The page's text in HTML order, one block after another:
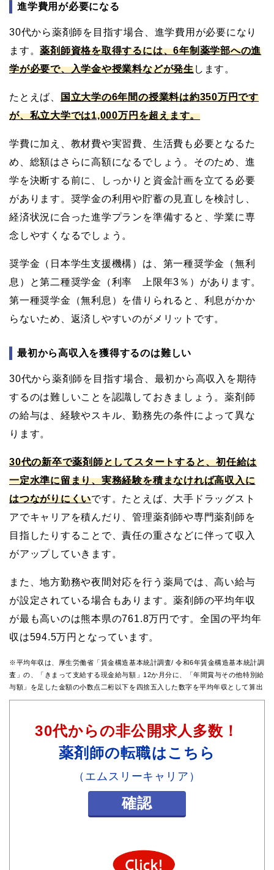
進学費用が必要になる
30代から薬剤師を目指す場合、進学費用が必要になり
ます。薬剤師資格を取得するには、6年制薬学部への進
学が必要で、入学金や授業料などが発生します。
たとえば、 国立大学の6年間の授業料は約350万円です
が、私立大学では1,000万円を超えます。
学費に加え、教材費や実習費、生活費も必要となるた
め、総額はさらに高額になるでしょう。そのため、進
学を決断する前に、しっかりと資金計画を立てる必要
があります。奨学金の利用や貯蓄の見直しを検討し、
経済状況に合った進学プランを準備すると、学業に専
念しやすくなるでしょう。
奨学金（日本学生支援機構）は、第一種奨学金（無利
息）と第二種奨学金（利率 上限年3％）があります。
第一種奨学金（無利息）を借りられると、利息がかか
らないため、返済しやすいのがメリットです。
最初から高収入を獲得するのは難しい
30代から薬剤師を目指す場合、最初から高収入を期待
するのは難しいことを認識しておきましょう。薬剤師
の給与は、経験やスキル、勤務先の条件によって異な
ります。
30代の新卒で薬剤師としてスタートすると、初任給は
一定水準に留まり、実務経験を積まなければ高収入に
はつながりにくいです。たとえば、大手ドラッグスト
アでキャリアを積んだり、管理薬剤師や専門薬剤師を
目指したりすることで、責任の重さなどに伴って収入
がアップしていきます。
また、地方勤務や夜間対応を行う薬局では、高い給与
が設定されている場合もあります。薬剤師の平均年収
が最も高いのは熊本県の761.8万円です。全国の平均年
収は594.5万円となっています。
※平均年収は、厚生労働省「賃金構造基本統計調査/ 令和6年賃金構造基本統計調
査」の、「きまって支給する現金給与額」12か月分に、「年間賞与その他特別給
与額」を足した金額の小数点二桁以下を四捨五入した数字を平均年収として算出
30代からの非公開求人多数！
薬剤師の転職はこちら
（エムスリーキャリア）
確認